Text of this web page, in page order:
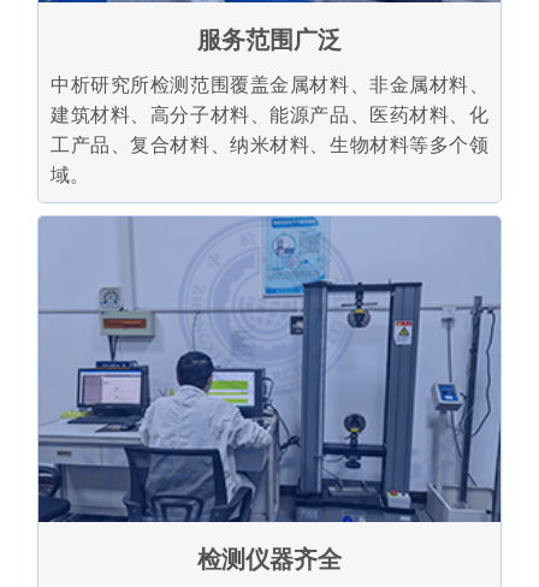
服务范围广泛
中析研究所检测范围覆盖金属材料、非金属材料、
建筑材料、高分子材料、能源产品、医药材料、化
工产品、复合材料、纳米材料、生物材料等多个领
域。
检测仪器齐全